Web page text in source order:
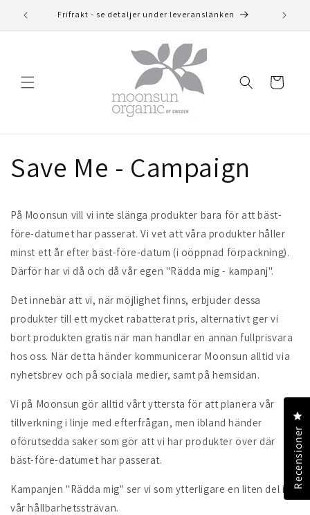
vidare
till
innehåll
Frifrakt - se detaljer under leveranslänken
Varukorg
Save Me - Campaign
På Moonsun vill vi inte slänga produkter bara för att bäst-
före-datumet har passerat.Vi vet att våra produkter håller
minst ett år efter bäst-före-datum (i oöppnad förpackning).
Därför har vi då och då vår egen "Rädda mig - kampanj".
Det innebär att vi, när möjlighet finns, erbjuder dessa
produkter till ett mycket rabatterat pris, alternativt ger vi
bort produkten gratis när man handlar en annan fullprisvara
hos oss. När detta händer kommunicerar Moonsun alltid via
nyhetsbrev och på sociala medier, samt på hemsidan.
Vi på Moonsun gör alltid vårt yttersta för att planera vår
tillverkning i linje med efterfrågan, men ibland händer
oförutsedda saker som gör att vi har produkter över där
bäst-före-datumet har passerat.
Kampanjen "Rädda mig" ser vi som ytterligare en liten del i
vår hållbarhetssträvan.
Recensioner